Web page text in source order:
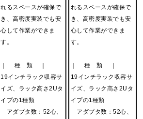
れるスペースが確保で
き、高密度実装でも安
心して作業ができま
す。
｜ 種 類 ｜
19インチラック収容サ
イズ、ラック高さ2Uタ
イプの1種類
アダプタ数：52心、
れるスペースが確保で
き、高密度実装でも安
心して作業ができま
す。
｜ 種 類 ｜
19インチラック収容サ
イズ、ラック高さ2Uタ
イプの1種類
アダプタ数：52心、